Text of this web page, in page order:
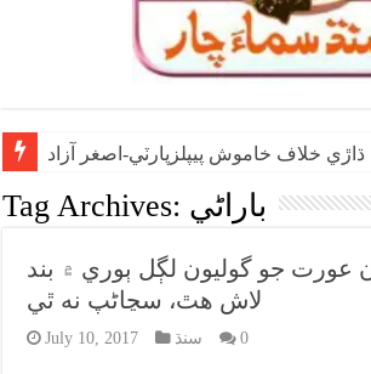
خلاف خاموش پيپلزپارٽي-اصغر آزاد
Tag Archives: باراڻي
عورت جو گوليون لڳل ٻوري ۾ بند
لاش هٿ، سڃاڻپ نه ٿي
July 10, 2017 سنڌ 0